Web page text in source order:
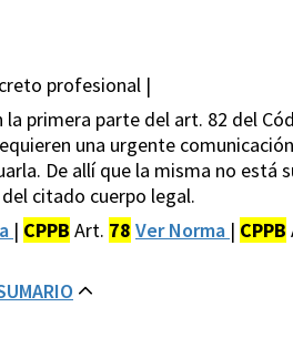
profesional |
la primera parte del art. 82 del
una urgente
De allí que la misma no
del citado cuerpo legal.
| CPPB Art. 78 Ver Norma | CPPB